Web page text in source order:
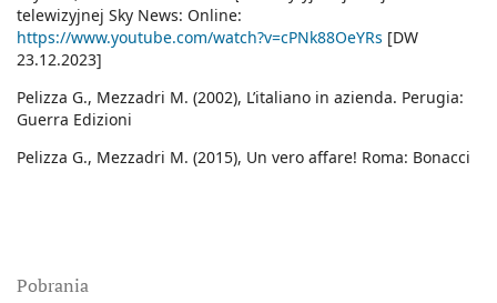
Pobrania
telewizyjnej Sky News: Online:
https://www.youtube.com/watch?v=cPNk88OeYRs [DW
23.12.2023]
Pelizza G., Mezzadri M. (2002), L’italiano in azienda. Perugia:
Guerra Edizioni
Pelizza G., Mezzadri M. (2015), Un vero affare! Roma: Bonacci